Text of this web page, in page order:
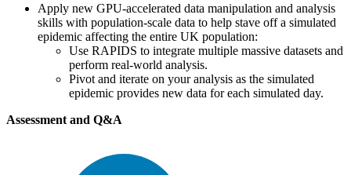
Apply new GPU-accelerated data manipulation and analysis
skills with population-scale data to help stave off a simulated
epidemic affecting the entire UK population:
Use RAPIDS to integrate multiple massive datasets and
perform real-world analysis.
Pivot and iterate on your analysis as the simulated
epidemic provides new data for each simulated day.
Assessment and Q&A